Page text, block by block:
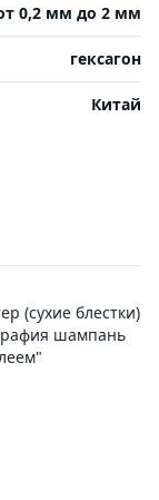
0,2 мм до 2 мм
гексагон
Китай
(сухие блестки)
шампань